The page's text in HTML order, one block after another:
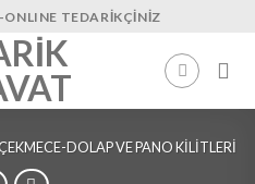
TEDARIKÇINIZ
DOLAP VE PANO KILITLERI